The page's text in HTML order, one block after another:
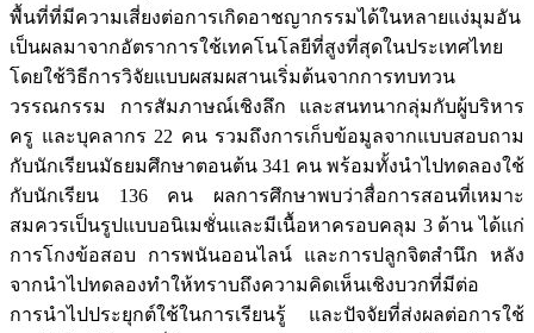
พื้นที่ที่มีความเสี่ยงต่อการเกิดอาชญากรรมได้ในหลายแง่มุมอัน
เป็นผลมาจากอัตราการใช้เทคโนโลยีที่สูงที่สุดในประเทศไทย
โดยใช้วิธีการวิจัยแบบผสมผสานเริ่มต้นจากการทบทวน
วรรณกรรม การสัมภาษณ์เชิงลึก และสนทนากลุ่มกับผู้บริหาร
ครู และบุคลากร 22 คน รวมถึงการเก็บข้อมูลจากแบบสอบถาม
กับนักเรียนมัธยมศึกษาตอนต้น 341 คน พร้อมทั้งนำไปทดลองใช้
กับนักเรียน 136 คน ผลการศึกษาพบว่าสื่อการสอนที่เหมาะ
สมควรเป็นรูปแบบอนิเมชั่นและมีเนื้อหาครอบคลุม 3 ด้าน ได้แก่
การโกงข้อสอบ การพนันออนไลน์ และการปลูกจิตสำนึก หลัง
จากนำไปทดลองทำให้ทราบถึงความคิดเห็นเชิงบวกที่มีต่อ
การนำไปประยุกต์ใช้ในการเรียนรู้ และปัจจัยที่ส่งผลต่อการใช้